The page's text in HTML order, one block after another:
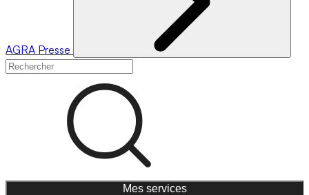
AGRA Presse
Mes services